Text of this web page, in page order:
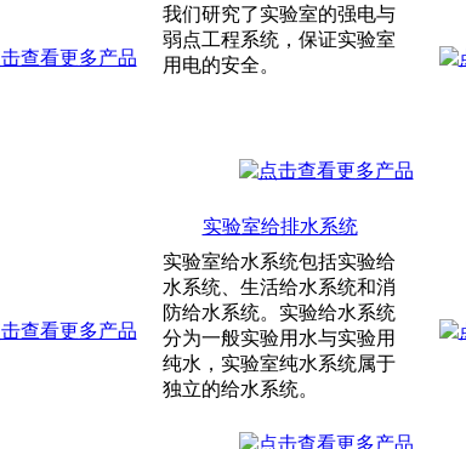
我们研究了实验室的强电与
弱点工程系统，保证实验室
用电的安全。
实验室给排水系统
实验室给水系统包括实验给
水系统、生活给水系统和消
防给水系统。实验给水系统
分为一般实验用水与实验用
纯水，实验室纯水系统属于
独立的给水系统。